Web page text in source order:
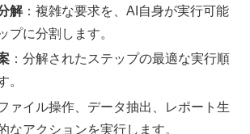
解：複雑な要求を、AI自身が実行可能
プに分割します。
：分解されたステップの最適な実行順
。
ァイル操作、データ抽出、レポート生
なアクションを実行します。